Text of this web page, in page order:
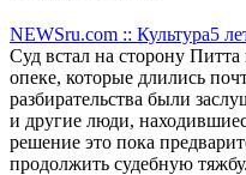
NEWSru.com :: Культура5
Суд встал на сторону Питта
опеке, которые длились
разбирательства были
и другие люди,
решение это пока
продолжить судебную тяжбу.